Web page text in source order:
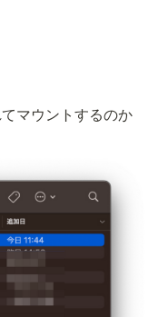
マウントするのか